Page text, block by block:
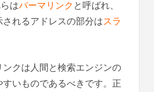
はパーマリンクと呼ばれ、
されるアドレスの部分はスラ
クは人間と検索エンジンの
いものであるべきです。正